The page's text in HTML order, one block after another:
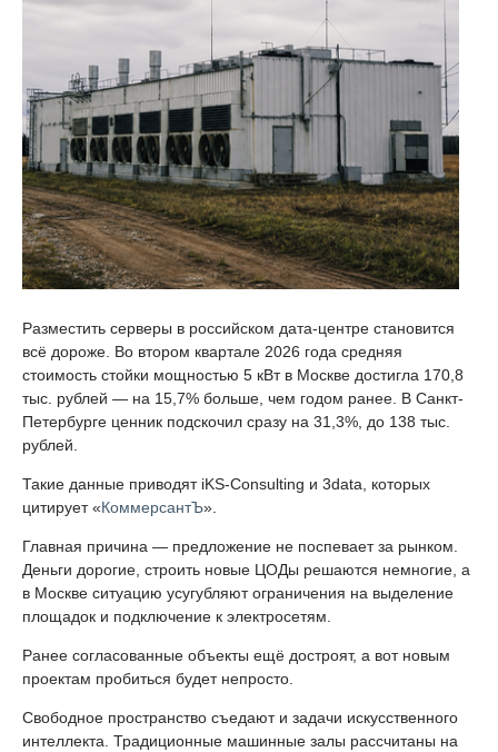
Разместить серверы в российском дата-центре становится
всё дороже. Во втором квартале 2026 года средняя
стоимость стойки мощностью 5 кВт в Москве достигла 170,8
тыс. рублей — на 15,7% больше, чем годом ранее. В Санкт-
Петербурге ценник подскочил сразу на 31,3%, до 138 тыс.
рублей.
Такие данные приводят iKS-Consulting и 3data, которых
цитирует «КоммерсантЪ».
Главная причина — предложение не поспевает за рынком.
Деньги дорогие, строить новые ЦОДы решаются немногие, а
в Москве ситуацию усугубляют ограничения на выделение
площадок и подключение к электросетям.
Ранее согласованные объекты ещё достроят, а вот новым
проектам пробиться будет непросто.
Свободное пространство съедают и задачи искусственного
интеллекта. Традиционные машинные залы рассчитаны на